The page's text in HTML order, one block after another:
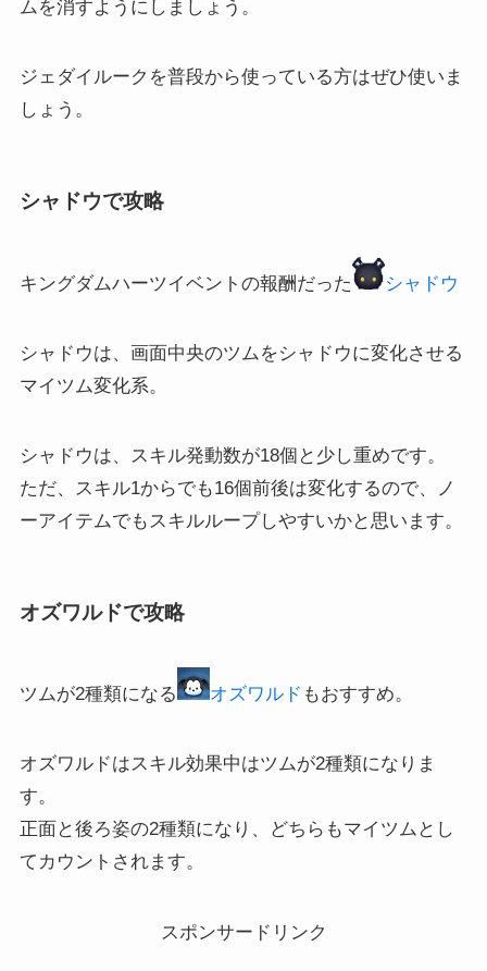
ムを消すようにしましょう。
ジェダイルークを普段から使っている方はぜひ使いま
しょう。
シャドウで攻略
キングダムハーツイベントの報酬だった シャドウ
シャドウは、画面中央のツムをシャドウに変化させる
マイツム変化系。
シャドウは、スキル発動数が18個と少し重めです。
ただ、スキル1からでも16個前後は変化するので、ノ
ーアイテムでもスキルループしやすいかと思います。
オズワルドで攻略
ツムが2種類になる オズワルド もおすすめ。
オズワルドはスキル効果中はツムが2種類になりま
す。
正面と後ろ姿の2種類になり、どちらもマイツムとし
てカウントされます。
スポンサードリンク